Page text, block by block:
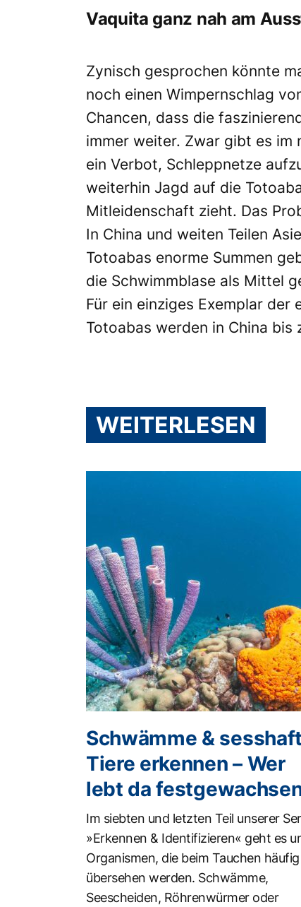
Vaquita ganz nah am
Zynisch gesprochen könnte
noch einen Wimpernschlag
Chancen, dass die
immer weiter. Zwar gibt es im
ein Verbot, Schleppnetze
weiterhin Jagd auf die
Mitleidenschaft zieht. Das
In China und weiten Teilen
Totoabas enorme Summen
die Schwimmblase als Mittel
Für ein einziges Exemplar
Totoabas werden in China bis
WEITERLESEN
Schwämme &
Tiere erkennen – Wer
lebt da
Im siebten und letzten Teil unserer
»Erkennen & Identifizieren« geht es
Organismen, die beim Tauchen häufig
übersehen werden. Schwämme,
Seescheiden, Röhrenwürmer oder